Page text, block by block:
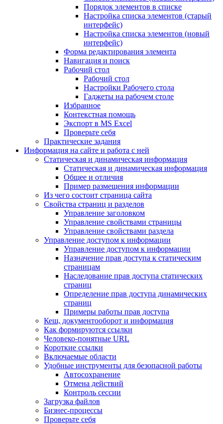
Порядок элементов в списке
Настройка списка элементов (старый
интерфейс)
Настройка списка элементов (новый
интерфейс)
Форма редактирования элемента
Навигация и поиск
Рабочий стол
Рабочий стол
Настройки Рабочего стола
Гаджеты на рабочем столе
Избранное
Контекстная помощь
Экспорт в MS Excel
Проверьте себя
Практические задания
Информация на сайте и работа с ней
Статическая и динамическая информация
Статическая и динамическая информация
Общее и отличия
Пример размещения информации
Из чего состоит страница сайта
Свойства страниц и разделов
Управление заголовком
Управление свойствами страницы
Управление свойствами раздела
Управление доступом к информации
Управление доступом к информации
Назначение прав доступа к статическим
страницам
Наследование прав доступа статических
страниц
Определение прав доступа динамических
страниц
Примеры работы прав доступа
Кеш, документооборот и информация
Как формируются ссылки
Человеко-понятные URL
Короткие ссылки
Включаемые области
Удобные инструменты для безопасной работы
Автосохранение
Отмена действий
Контроль сессии
Загрузка файлов
Бизнес-процессы
Проверьте себя